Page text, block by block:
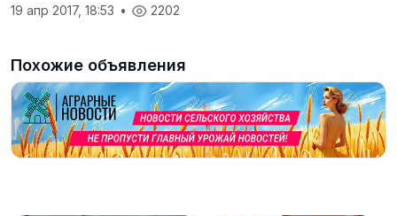
19 апр 2017, 18:53 • 2202
Похожие объявления